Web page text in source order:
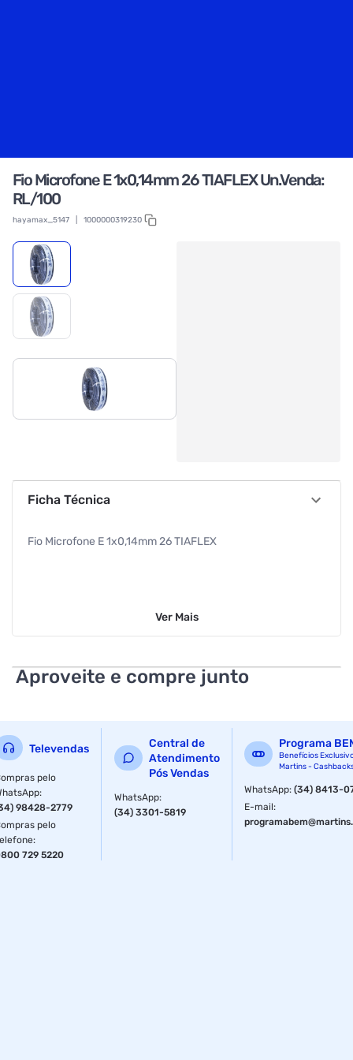
Fio Microfone E 1x0,14mm 26 TIAFLEX Un.Venda:
RL/100
hayamax_5147 1000000319230
Ficha Técnica
Fio Microfone E 1x0,14mm 26 TIAFLEX
Ver Mais
Aproveite e compre junto
Televendas
pelo
:
98428-2779
pelo
:
729 5220
Central de
Atendimento
Pós Vendas
WhatsApp:
(34) 3301-5819
Programa
Benefícios
Martins -
WhatsApp:(34) 8413-
E-mail: